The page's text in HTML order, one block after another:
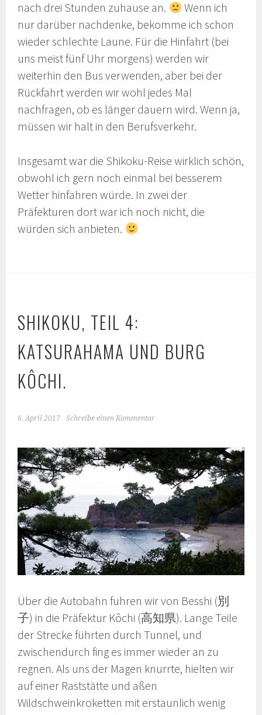
nach drei Stunden zuhause an.
Wenn ich
nur darüber nachdenke, bekomme ich schon
wieder schlechte Laune. Für die Hinfahrt (bei
uns meist fünf Uhr morgens) werden wir
weiterhin den Bus verwenden, aber bei der
Rückfahrt werden wir wohl jedes Mal
nachfragen, ob es länger dauern wird. Wenn ja,
müssen wir halt in den Berufsverkehr.
Insgesamt war die Shikoku-Reise wirklich schön,
obwohl ich gern noch einmal bei besserem
Wetter hinfahren würde. In zwei der
Präfekturen dort war ich noch nicht, die
würden sich anbieten.
SHIKOKU, TEIL 4:
KATSURAHAMA UND BURG
KÔCHI.
6. April 2017 Schreibe einen Kommentar
Über die Autobahn fuhren wir von Besshi (別
子) in die Präfektur Kôchi (高知県). Lange Teile
der Strecke führten durch Tunnel, und
zwischendurch fing es immer wieder an zu
regnen. Als uns der Magen knurrte, hielten wir
auf einer Raststätte und aßen
Wildschweinkroketten mit erstaunlich wenig